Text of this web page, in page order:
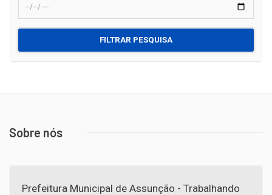
FILTRAR PESQUISA
Sobre nós
Prefeitura Municipal de Assunção - Trabalhando